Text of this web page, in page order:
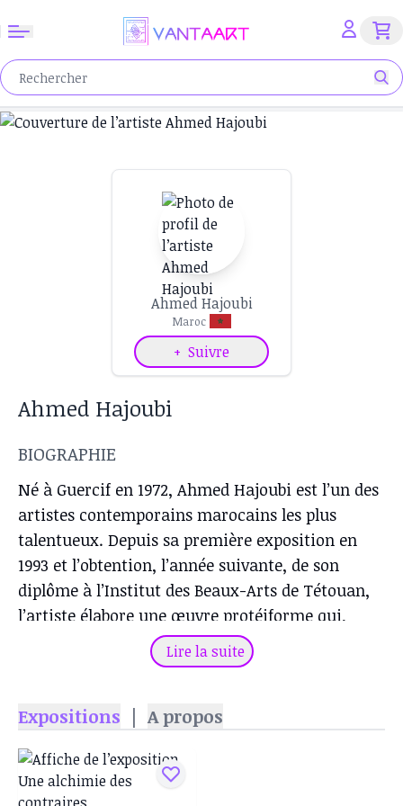
Ahmed Hajoubi
Maroc
+ Suivre
Ahmed Hajoubi
BIOGRAPHIE
Né à Guercif en 1972, Ahmed Hajoubi est l’un des
artistes contemporains marocains les plus
talentueux. Depuis sa première exposition en
1993 et l’obtention, l’année suivante, de son
diplôme à l’Institut des Beaux-Arts de Tétouan,
l’artiste élabore une œuvre protéiforme qui,
oscillant entre dessin, sculpture, peinture,
installation et peinture, consiste en une savante
traitement de la matière et de l’option d’objets
fils de droguiste, sa démarche frappe par une
constante ambiance jubilatoire, sollicitant de la
Lire la suite
Expositions | A propos